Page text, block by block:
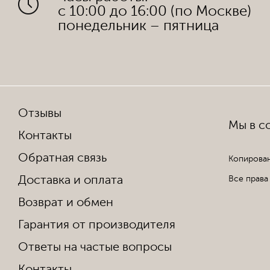
с 10:00 до 16:00 (по Москве)
понедельник – пятница
Отзывы
Контакты
Обратная связь
Доставка и оплата
Возврат и обмен
Гарантия от производителя
Ответы на частые вопросы
Мы в
Все